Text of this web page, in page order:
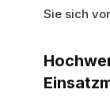
Sie sich